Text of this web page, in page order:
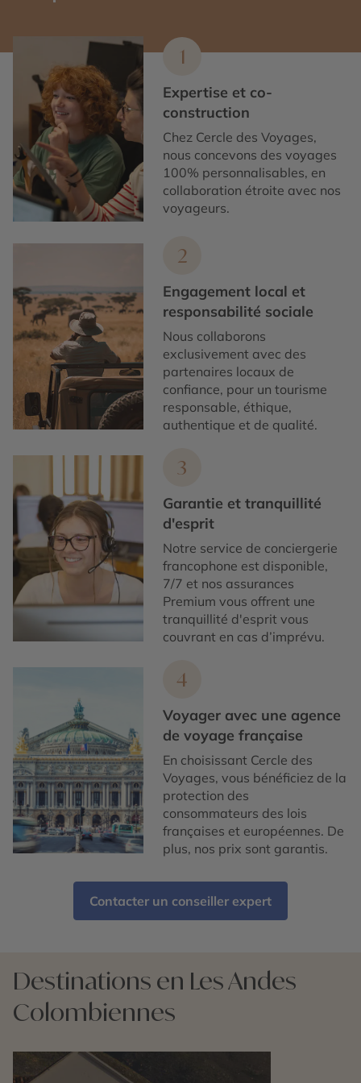
1
Expertise et co-
construction
Chez Cercle des Voyages,
nous concevons des voyages
100% personnalisables, en
collaboration étroite avec nos
voyageurs.
2
Engagement local et
responsabilité sociale
Nous collaborons
exclusivement avec des
partenaires locaux de
confiance, pour un tourisme
responsable, éthique,
authentique et de qualité.
3
Garantie et tranquillité
d'esprit
Notre service de conciergerie
francophone est disponible,
7/7 et nos assurances
Premium vous offrent une
tranquillité d'esprit vous
couvrant en cas d’imprévu.
4
Voyager avec une agence
de voyage française
En choisissant Cercle des
Voyages, vous bénéficiez de la
protection des
consommateurs des lois
françaises et européennes. De
plus, nos prix sont garantis.
Contacter un conseiller expert
Destinations en Les Andes
Colombiennes